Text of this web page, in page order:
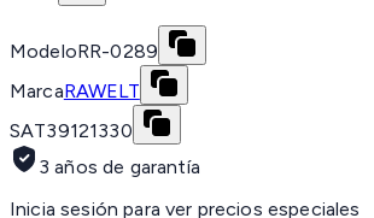
ModeloRR-0289
MarcaRAWELT
SAT39121330
3 años de garantía
Inicia sesión para ver precios especiales